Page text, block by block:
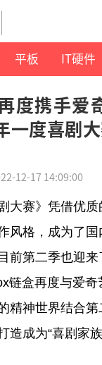
平板 IT硬件
度携手爱
一度喜剧
12-17 14:09:00
大赛》凭借优
风格，成为了
前第二季也迎来
链盒再度与爱奇
精神世界结合第
造成为“喜剧家